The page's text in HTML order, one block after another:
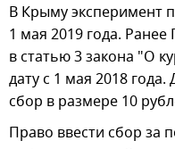
В Крыму эксперимент
1 мая 2019 года. Ранее
в статью 3 закона "О
дату с 1 мая 2018
сбор в размере 10
Право ввести сбор за